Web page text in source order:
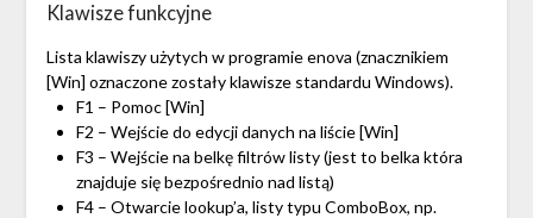
Klawisze funkcyjne
Lista klawiszy użytych w programie enova (znacznikiem
[Win] oznaczone zostały klawisze standardu Windows).
F1 – Pomoc [Win]
F2 – Wejście do edycji danych na liście [Win]
F3 – Wejście na belkę filtrów listy (jest to belka która
znajduje się bezpośrednio nad listą)
F4 – Otwarcie lookup’a, listy typu ComboBox, np.